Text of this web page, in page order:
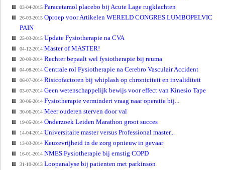
03-04-2015 Paracetamol placebo bij Acute Lage rugklachten
26-03-2015 Oproep voor Artikelen WERELD CONGRES LUMBOPELVIC
PAIN
25-03-2015 Update Fysiotherapie na CVA
04-12-2014 Master of MASTER!
20-09-2014 Rechter bepaalt wel fysiotherapie bij reuma
04-08-2014 Centrale rol Fysiotherapie na Cerebro Vasculair Accident
06-07-2014 Risicofactoren bij whiplash op chroniciteit en invaliditeit
03-07-2014 Geen wetenschappelijk bewijs voor effect van Kinesio Tape
30-06-2014 Fysiotherapie vermindert vraag naar operatie bij...
30-06-2014 Meer ouderen sterven door val
19-05-2014 Onderzoek Leiden Marathon groot succes
14-04-2014 Universitaire master versus Professional master...
13-03-2014 Keuzevrijheid in de zorg opnieuw in gevaar
16-01-2014 NMES Fysiotherapie bij ernstig COPD
31-10-2013 Loopanalyse bij patienten met parkinson